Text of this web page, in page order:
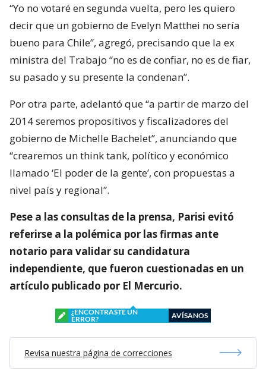
“Yo no votaré en segunda vuelta, pero les quiero
decir que un gobierno de Evelyn Matthei no sería
bueno para Chile”, agregó, precisando que la ex
ministra del Trabajo “no es de confiar, no es de fiar,
su pasado y su presente la condenan”.
Por otra parte, adelantó que “a partir de marzo del
2014 seremos propositivos y fiscalizadores del
gobierno de Michelle Bachelet”, anunciando que
“crearemos un think tank, político y económico
llamado ‘El poder de la gente’, con propuestas a
nivel país y regional”.
Pese a las consultas de la prensa, Parisi evitó
referirse a la polémica por las firmas ante
notario para validar su candidatura
independiente, que fueron cuestionadas en un
artículo publicado por El Mercurio.
¿ENCONTRASTE UN
ERROR?
AVÍSANOS
Revisa nuestra página de correcciones